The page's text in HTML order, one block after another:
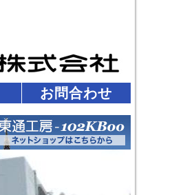
お問合わせ